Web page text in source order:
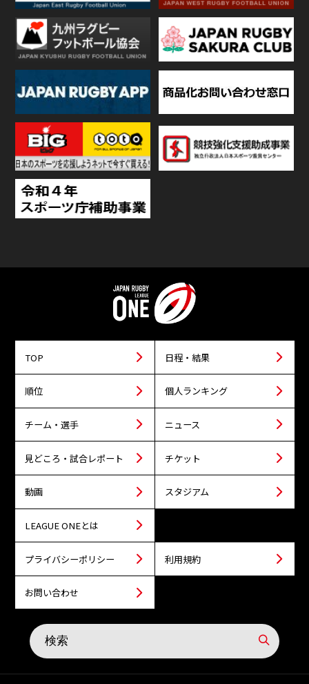
TOP 日程・結果
順位 個人ランキング
チーム・選手 ニュース
見どころ・試合レポート チケット
動画 スタジアム
LEAGUE ONEとは
プライバシーポリシー 利用規約
お問い合わせ